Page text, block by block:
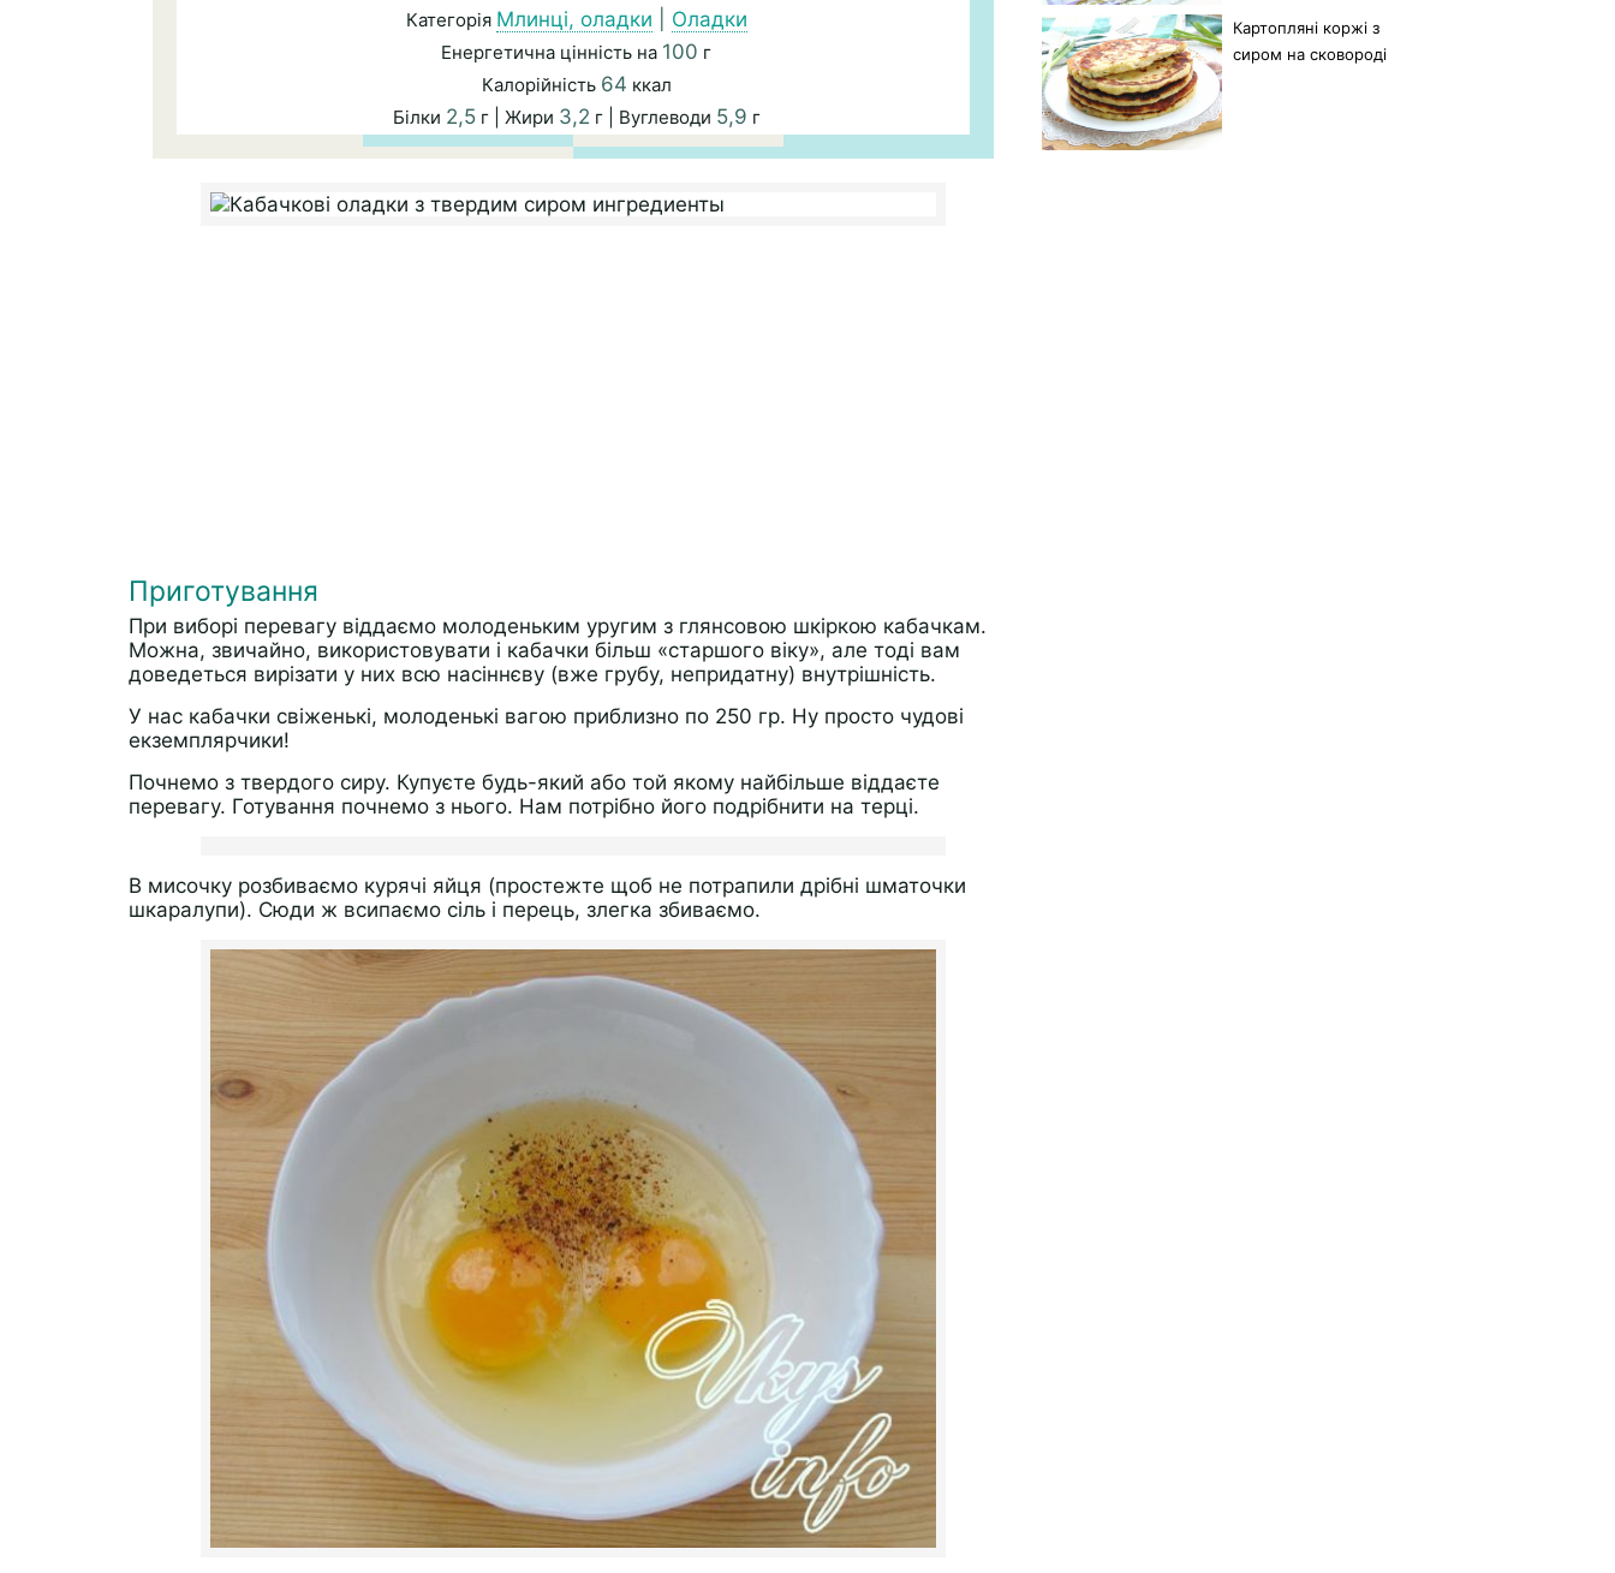
Категорія Млинці, оладки Оладки
Енергетична цінність на 100 г
Калорійність 64 ккал
Білки 2,5г | Жири 3,2 г | Вуглеводи 5,9 г
Приготування
При виборі перевагу віддаємо молоденьким уругим з глянсовою шкіркою кабачкам.
Можна, звичайно, використовувати і кабачки більш «старшого віку», але тоді вам
доведеться вирізати у них всю насіннєву (вже грубу, непридатну) внутрішність.
У нас кабачки свіженькі, молоденькі вагою приблизно по 250 гр. Ну просто чудові
екземплярчики!
Почнемо з твердого сиру. Купуєте будь-який або той якому найбільше віддаєте
перевагу. Готування почнемо з нього. Нам потрібно його подрібнити на терці.
В мисочку розбиваємо курячі яйця (простежте щоб не потрапили дрібні шматочки
шкаралупи). Сюди ж всипаємо сіль і перець, злегка збиваємо.
Картопляні коржі з
сиром на сковороді